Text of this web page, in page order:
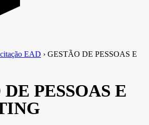
EAD › GESTÃO DE PESSOAS E
PESSOAS E